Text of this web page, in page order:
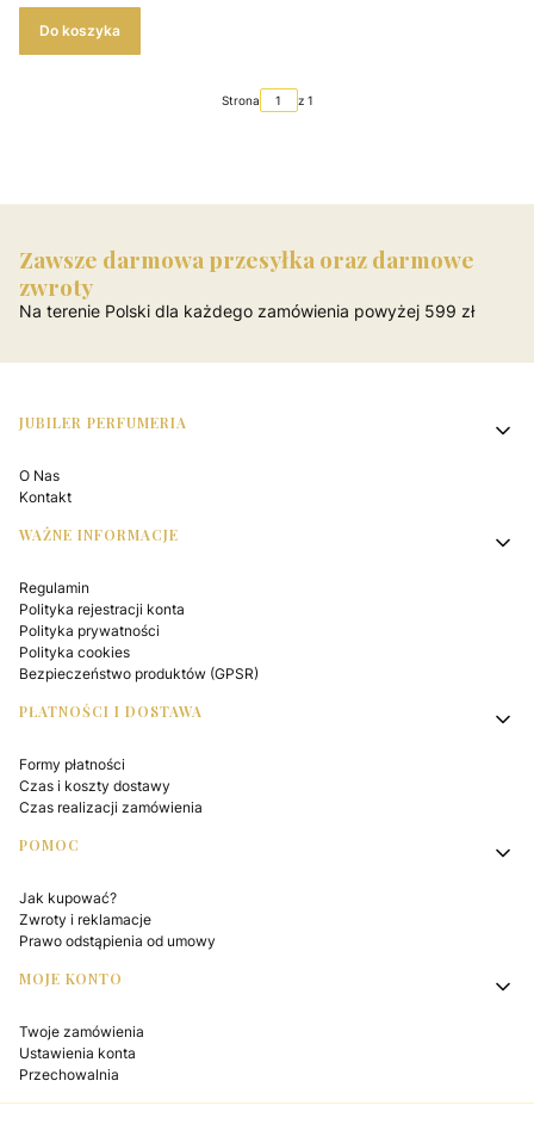
Do koszyka
Strona z 1
Zawsze darmowa przesyłka oraz darmowe
zwroty
Na terenie Polski dla każdego zamówienia powyżej 599 zł
Linki w stopce
JUBILER PERFUMERIA
O Nas
Kontakt
WAŻNE INFORMACJE
Regulamin
Polityka rejestracji konta
Polityka prywatności
Polityka cookies
Bezpieczeństwo produktów (GPSR)
PŁATNOŚCI I DOSTAWA
Formy płatności
Czas i koszty dostawy
Czas realizacji zamówienia
POMOC
Jak kupować?
Zwroty i reklamacje
Prawo odstąpienia od umowy
MOJE KONTO
Twoje zamówienia
Ustawienia konta
Przechowalnia